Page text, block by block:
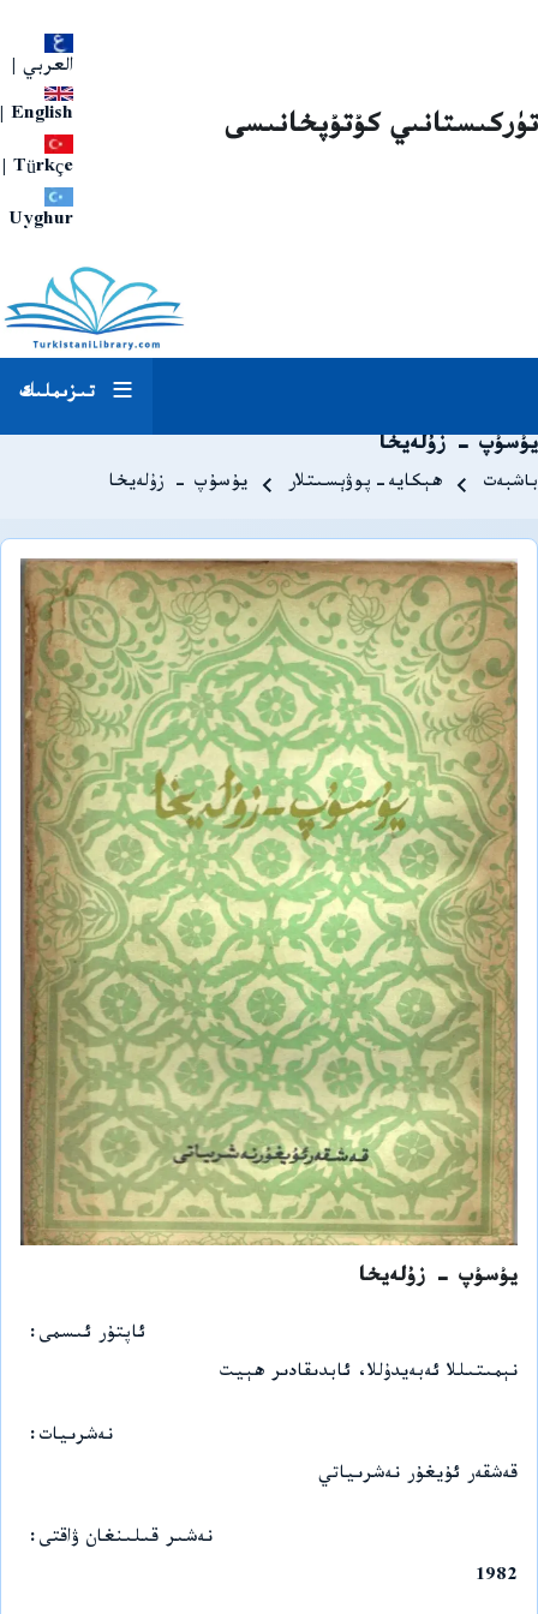
العربي |
English
|
Türkçe
|
Uyghur
تۈركىستانىي كۇتۇپخانىسى
تىزىملىك
يۇسۇپ - زۇلەيخا
Breadcrumb
باشبەت ھېكايە-پوۋېسىتلار يۇسۇپ - زۇلەيخا
يۇسۇپ - زۇلەيخا
ئاپتۇر ئىسمى
نېمىتىللا ئەبەيدۇللا، ئابدىقادىر ھېيت
نەشرىيات
قەشقەر ئۇيغۇر نەشرىياتي
نەشىر قىلىنغان ۋاقتى
1982